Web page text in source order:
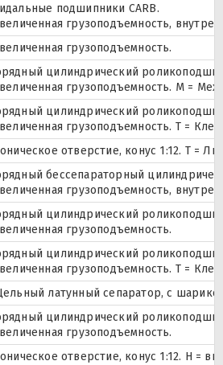
подшипники CARB.
грузоподъемность,
грузоподъемность.
цилиндрический
грузоподъемность. М =
цилиндрический
грузоподъемность. T =
отверстие, конус 1:12. T =
бессепараторный
грузоподъемность,
цилиндрический
грузоподъемность.
цилиндрический
грузоподъемность. T =
латунный сепаратор, с
цилиндрический
грузоподъемность.
отверстие, конус 1:12. H =